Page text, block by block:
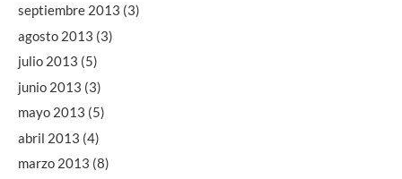
septiembre 2013 (3)
agosto 2013 (3)
julio 2013 (5)
junio 2013 (3)
mayo 2013 (5)
abril 2013 (4)
marzo 2013 (8)